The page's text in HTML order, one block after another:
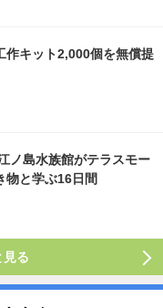
作キット2,000個を無償提
ノ島水族館がテラスモー
物と学ぶ16日間
見る